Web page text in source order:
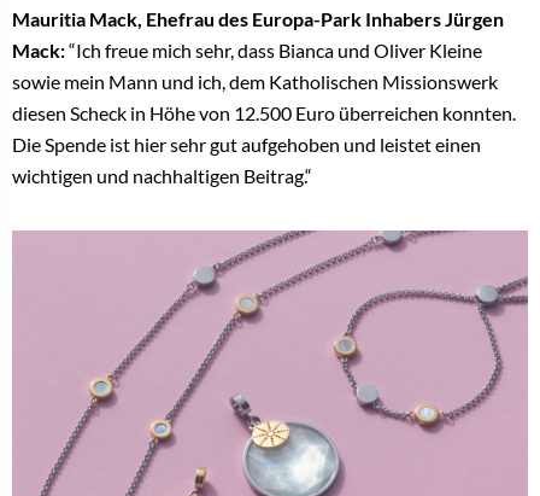
Mauritia Mack, Ehefrau des Europa-Park Inhabers Jürgen
Mack:“Ich freue mich sehr, dass Bianca und Oliver Kleine
sowie mein Mann und ich, dem Katholischen Missionswerk
diesen Scheck in Höhe von 12.500 Euro überreichen konnten.
Die Spende ist hier sehr gut aufgehoben und leistet einen
wichtigen und nachhaltigen Beitrag.“